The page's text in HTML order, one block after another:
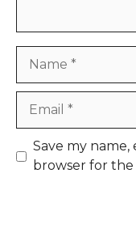
Save my name,
browser for